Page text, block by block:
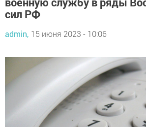
сил РФ
admin, 15 июня 2023 - 10:06